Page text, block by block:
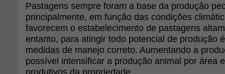
Pastagens sempre foram a base da produção
principalmente, em função das condições
favorecem o estabelecimento de pastagens
entanto, para atingir todo potencial de produção
medidas de manejo correto. Aumentando a
possível intensificar a produção animal por área
produtivos da propriedade.